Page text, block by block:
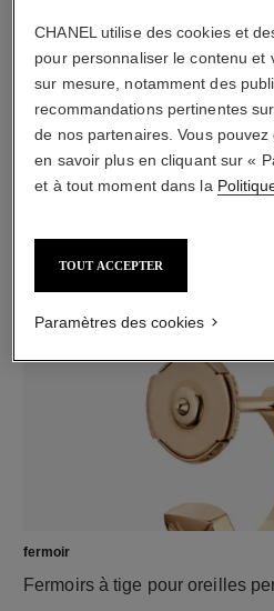
matériau
Or blanc 18 carats
fermoir
Fermoirs à tige pour oreilles
CHANEL utilise des cookies et
pour personnaliser le contenu et
sur mesure, notamment des
recommandations pertinentes
de nos partenaires. Vous
en savoir plus en cliquant sur «
et à tout moment dans la
TOUT ACCEPTER
Paramètres des cookies